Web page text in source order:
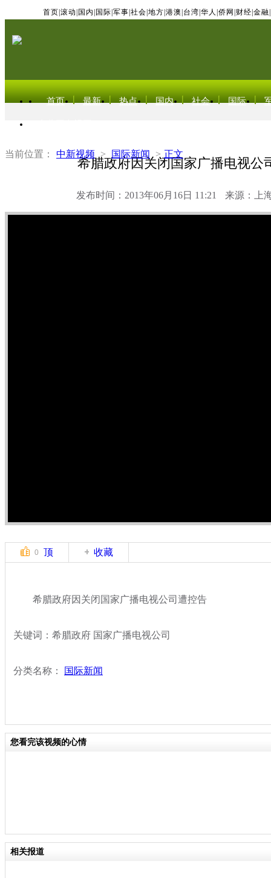
首页 滚动 国内 国际 军事 社会 地方 港澳 台湾 华人 侨网 财经 金融
首页 最新 热点 国内 社会 国际
当前位置： 中新视频 > 国际新闻 > 正文
希腊政府因关闭国家广播电视公
发布时间：2013年06月16日 11:21 来源：上
0 顶 收藏
希腊政府因关闭国家广播电视公司遭控告
关键词：希腊政府 国家广播电视公司
分类名称： 国际新闻
您看完该视频的心情
相关报道